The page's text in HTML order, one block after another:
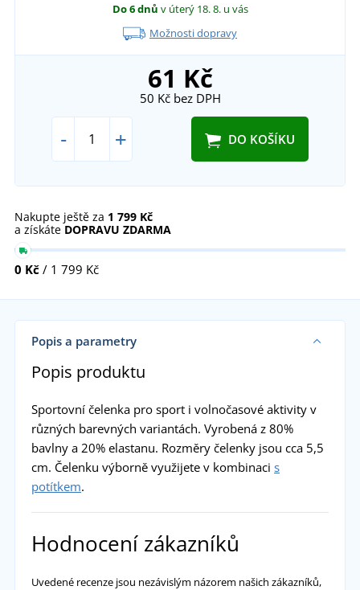
Do 6 dnů v úterý 18. 8. u vás
Možnosti dopravy
61 Kč
50 Kčbez DPH
- + DO KOŠÍKU
Nakupte ještě za 1 799 Kč
a získáte DOPRAVU ZDARMA
0 Kč / 1 799 Kč
Popis a parametry
Popis produktu
Sportovní čelenka pro sport i volnočasové aktivity v
různých barevných variantách. Vyrobená z 80%
bavlny a 20% elastanu. Rozměry čelenky jsou cca 5,5
cm. Čelenku výborně využijete v kombinaci s
potítkem.
Hodnocení zákazníků
Uvedené recenze jsou nezávislým názorem našich zákazníků,